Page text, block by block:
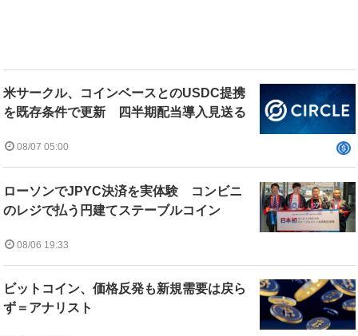
米サークル、コインベースとのUSDC提携
を既存条件で更新 四半期配当導入見送る
08/07 05:00
ローソンでJPYC決済を実体験 コンビニ
のレジで払う円建てステーブルコイン
08/06 19:33
ビットコイン、価格反発も新規需要は戻ら
ず＝アナリスト